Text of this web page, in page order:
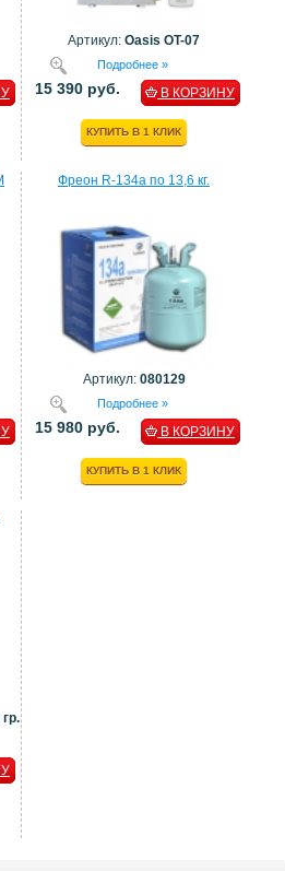
Артикул: Oasis OT-07
Подробнее »
15 390 руб. В КОРЗИНУ
КУПИТЬ В 1 КЛИК
Фреон R-134a по 13,6 кг.
Артикул: 080129
Подробнее »
15 980 руб. В КОРЗИНУ
КУПИТЬ В 1 КЛИК